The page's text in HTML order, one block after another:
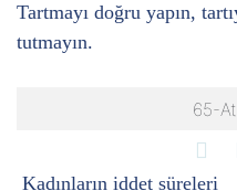
Tartmayı doğru yapın,
tutmayın.
65-
Kadınların iddet süreleri